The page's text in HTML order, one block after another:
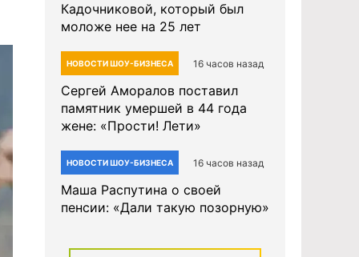
Кадочниковой, который был
моложе нее на 25 лет
НОВОСТИ ШОУ-БИЗНЕСА 16 часов назад
Сергей Аморалов поставил
памятник умершей в 44 года
жене: «Прости! Лети»
НОВОСТИ ШОУ-БИЗНЕСА 16 часов назад
Маша Распутина о своей
пенсии: «Дали такую позорную»